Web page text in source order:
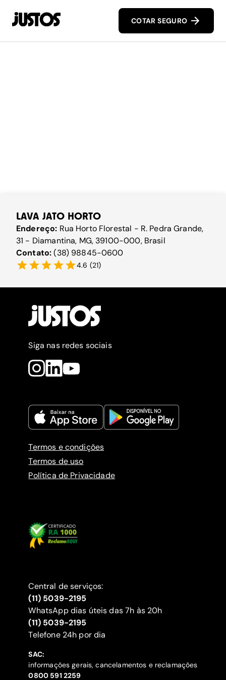
COTAR SEGURO
LAVA JATO HORTO
Endereço: Rua Horto Florestal - R. Pedra Grande,
31 - Diamantina, MG, 39100-000, Brasil
Contato:(38) 98845-0600
4.6 (21)
Siga nas redes sociais
Termos e condições
Termos de uso
Política de Privacidade
Central de serviços:
(11) 5039-2195
WhatsApp dias úteis das 7h às 20h
(11) 5039-2195
‍Telefone 24h por dia
SAC:
informações gerais, cancelamentos e reclamações
‍0800 591 2259